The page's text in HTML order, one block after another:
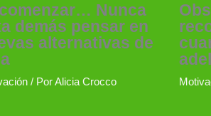
Nunca
demás pensar en
alternativas de
/ PorAlicia Crocco